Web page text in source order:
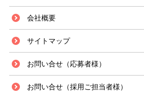
会社概要
サイトマップ
お問い合せ（応募者様）
お問い合せ（採用ご担当者様）